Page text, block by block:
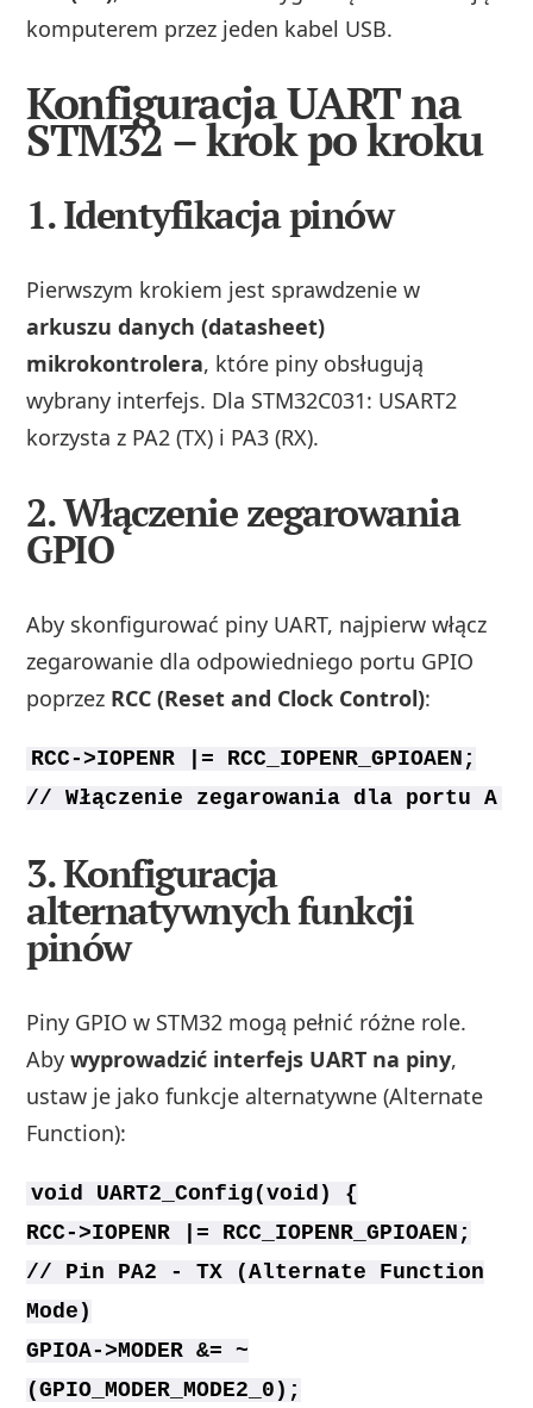
komputerem przez jeden kabel USB.
Konfiguracja UART na
STM32 – krok po kroku
1. Identyfikacja pinów
Pierwszym krokiem jest sprawdzenie w
arkuszu danych (datasheet)
mikrokontrolera, które piny obsługują
wybrany interfejs. Dla STM32C031: USART2
korzysta z PA2 (TX) i PA3 (RX).
2. Włączenie zegarowania
GPIO
Aby skonfigurować piny UART, najpierw włącz
zegarowanie dla odpowiedniego portu GPIO
poprzez RCC (Reset and Clock Control):
RCC->IOPENR |= RCC_IOPENR_GPIOAEN;
// Włączenie zegarowania dla portu A
3. Konfiguracja
alternatywnych funkcji
pinów
Piny GPIO w STM32 mogą pełnić różne role.
Abywyprowadzić interfejs UART na piny,
ustaw je jako funkcje alternatywne (Alternate
Function):
void UART2_Config(void) {
RCC->IOPENR |= RCC_IOPENR_GPIOAEN;
// Pin PA2 - TX (Alternate Function
Mode)
GPIOA->MODER &= ~
(GPIO_MODER_MODE2_0);